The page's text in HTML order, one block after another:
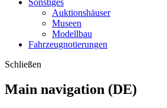
Auktionshäuser
Museen
Modellbau
Fahrzeugnotierungen
Schließen
Main navigation (DE)